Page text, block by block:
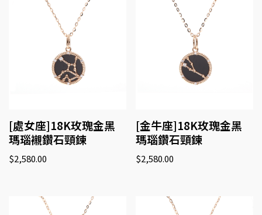
[處女座]18K玫瑰金黑
瑪瑙襯鑽石頸鍊
$2,580.00
[金牛座]18K玫瑰金黑
瑪瑙鑽石頸鍊
$2,580.00